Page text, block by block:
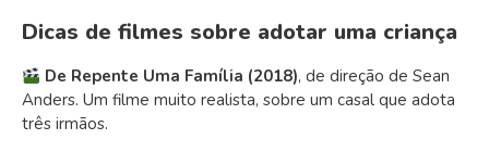
Dicas de filmes sobre adotar uma criança
De Repente Uma Família (2018), de direção de Sean
Anders. Um filme muito realista, sobre um casal que adota
três irmãos.